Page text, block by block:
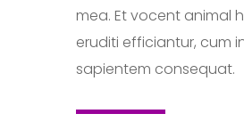
mea. Et vocent animal
eruditi efficiantur, cum
sapientem consequat.